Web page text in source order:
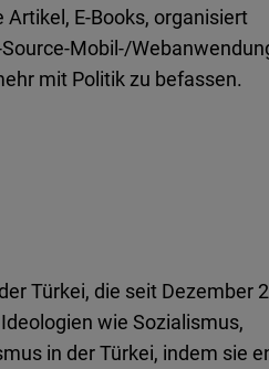
E-Books, organisiert
Mobil-/
mit Politik zu befassen.
Türkei, die seit Dezember
wie Sozialismus,
in der Türkei, indem sie